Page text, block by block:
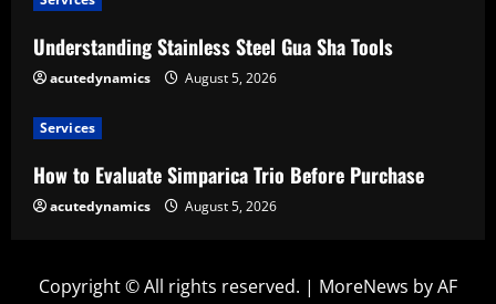
Understanding Stainless Steel Gua Sha Tools
acutedynamics August 5, 2026
Services
How to Evaluate Simparica Trio Before Purchase
acutedynamics August 5, 2026
Copyright © All rights reserved. | MoreNews by AF